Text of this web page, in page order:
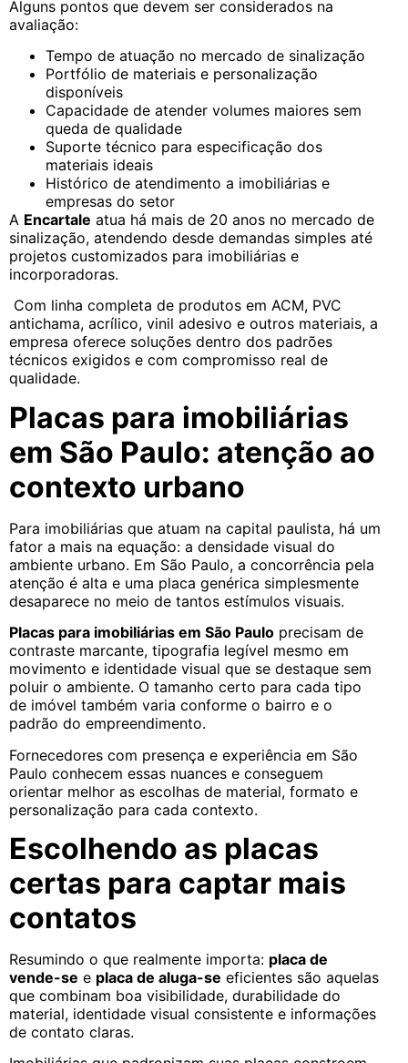
Alguns pontos que devem ser considerados na
avaliação:
Tempo de atuação no mercado de sinalização
Portfólio de materiais e personalização
disponíveis
Capacidade de atender volumes maiores sem
queda de qualidade
Suporte técnico para especificação dos
materiais ideais
Histórico de atendimento a imobiliárias e
empresas do setor
A Encartale atua há mais de 20 anos no mercado de
sinalização, atendendo desde demandas simples até
projetos customizados para imobiliárias e
incorporadoras.
Com linha completa de produtos em ACM, PVC
antichama, acrílico, vinil adesivo e outros materiais, a
empresa oferece soluções dentro dos padrões
técnicos exigidos e com compromisso real de
qualidade.
Placas para imobiliárias
em São Paulo: atenção ao
contexto urbano
Para imobiliárias que atuam na capital paulista, há um
fator a mais na equação: a densidade visual do
ambiente urbano. Em São Paulo, a concorrência pela
atenção é alta e uma placa genérica simplesmente
desaparece no meio de tantos estímulos visuais.
Placas para imobiliárias em São Paulo precisam de
contraste marcante, tipografia legível mesmo em
movimento e identidade visual que se destaque sem
poluir o ambiente. O tamanho certo para cada tipo
de imóvel também varia conforme o bairro e o
padrão do empreendimento.
Fornecedores com presença e experiência em São
Paulo conhecem essas nuances e conseguem
orientar melhor as escolhas de material, formato e
personalização para cada contexto.
Escolhendo as placas
certas para captar mais
contatos
Resumindo o que realmente importa: placa de
vende-se e placa de aluga-se eficientes são aquelas
que combinam boa visibilidade, durabilidade do
material, identidade visual consistente e informações
de contato claras.